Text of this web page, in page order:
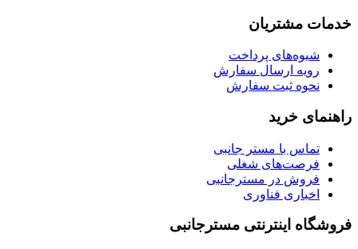
خدمات مشتریان
شیوه‌های پرداخت
رویه ارسال سفارش
نحوه ثبت سفارش
راهنمای خرید
تماس با مستر جانبی
فرصت‌های شغلی
فروش در مسترجانبی
اخباری فناوری
فروشگاه اینترنتی مسترجانبی